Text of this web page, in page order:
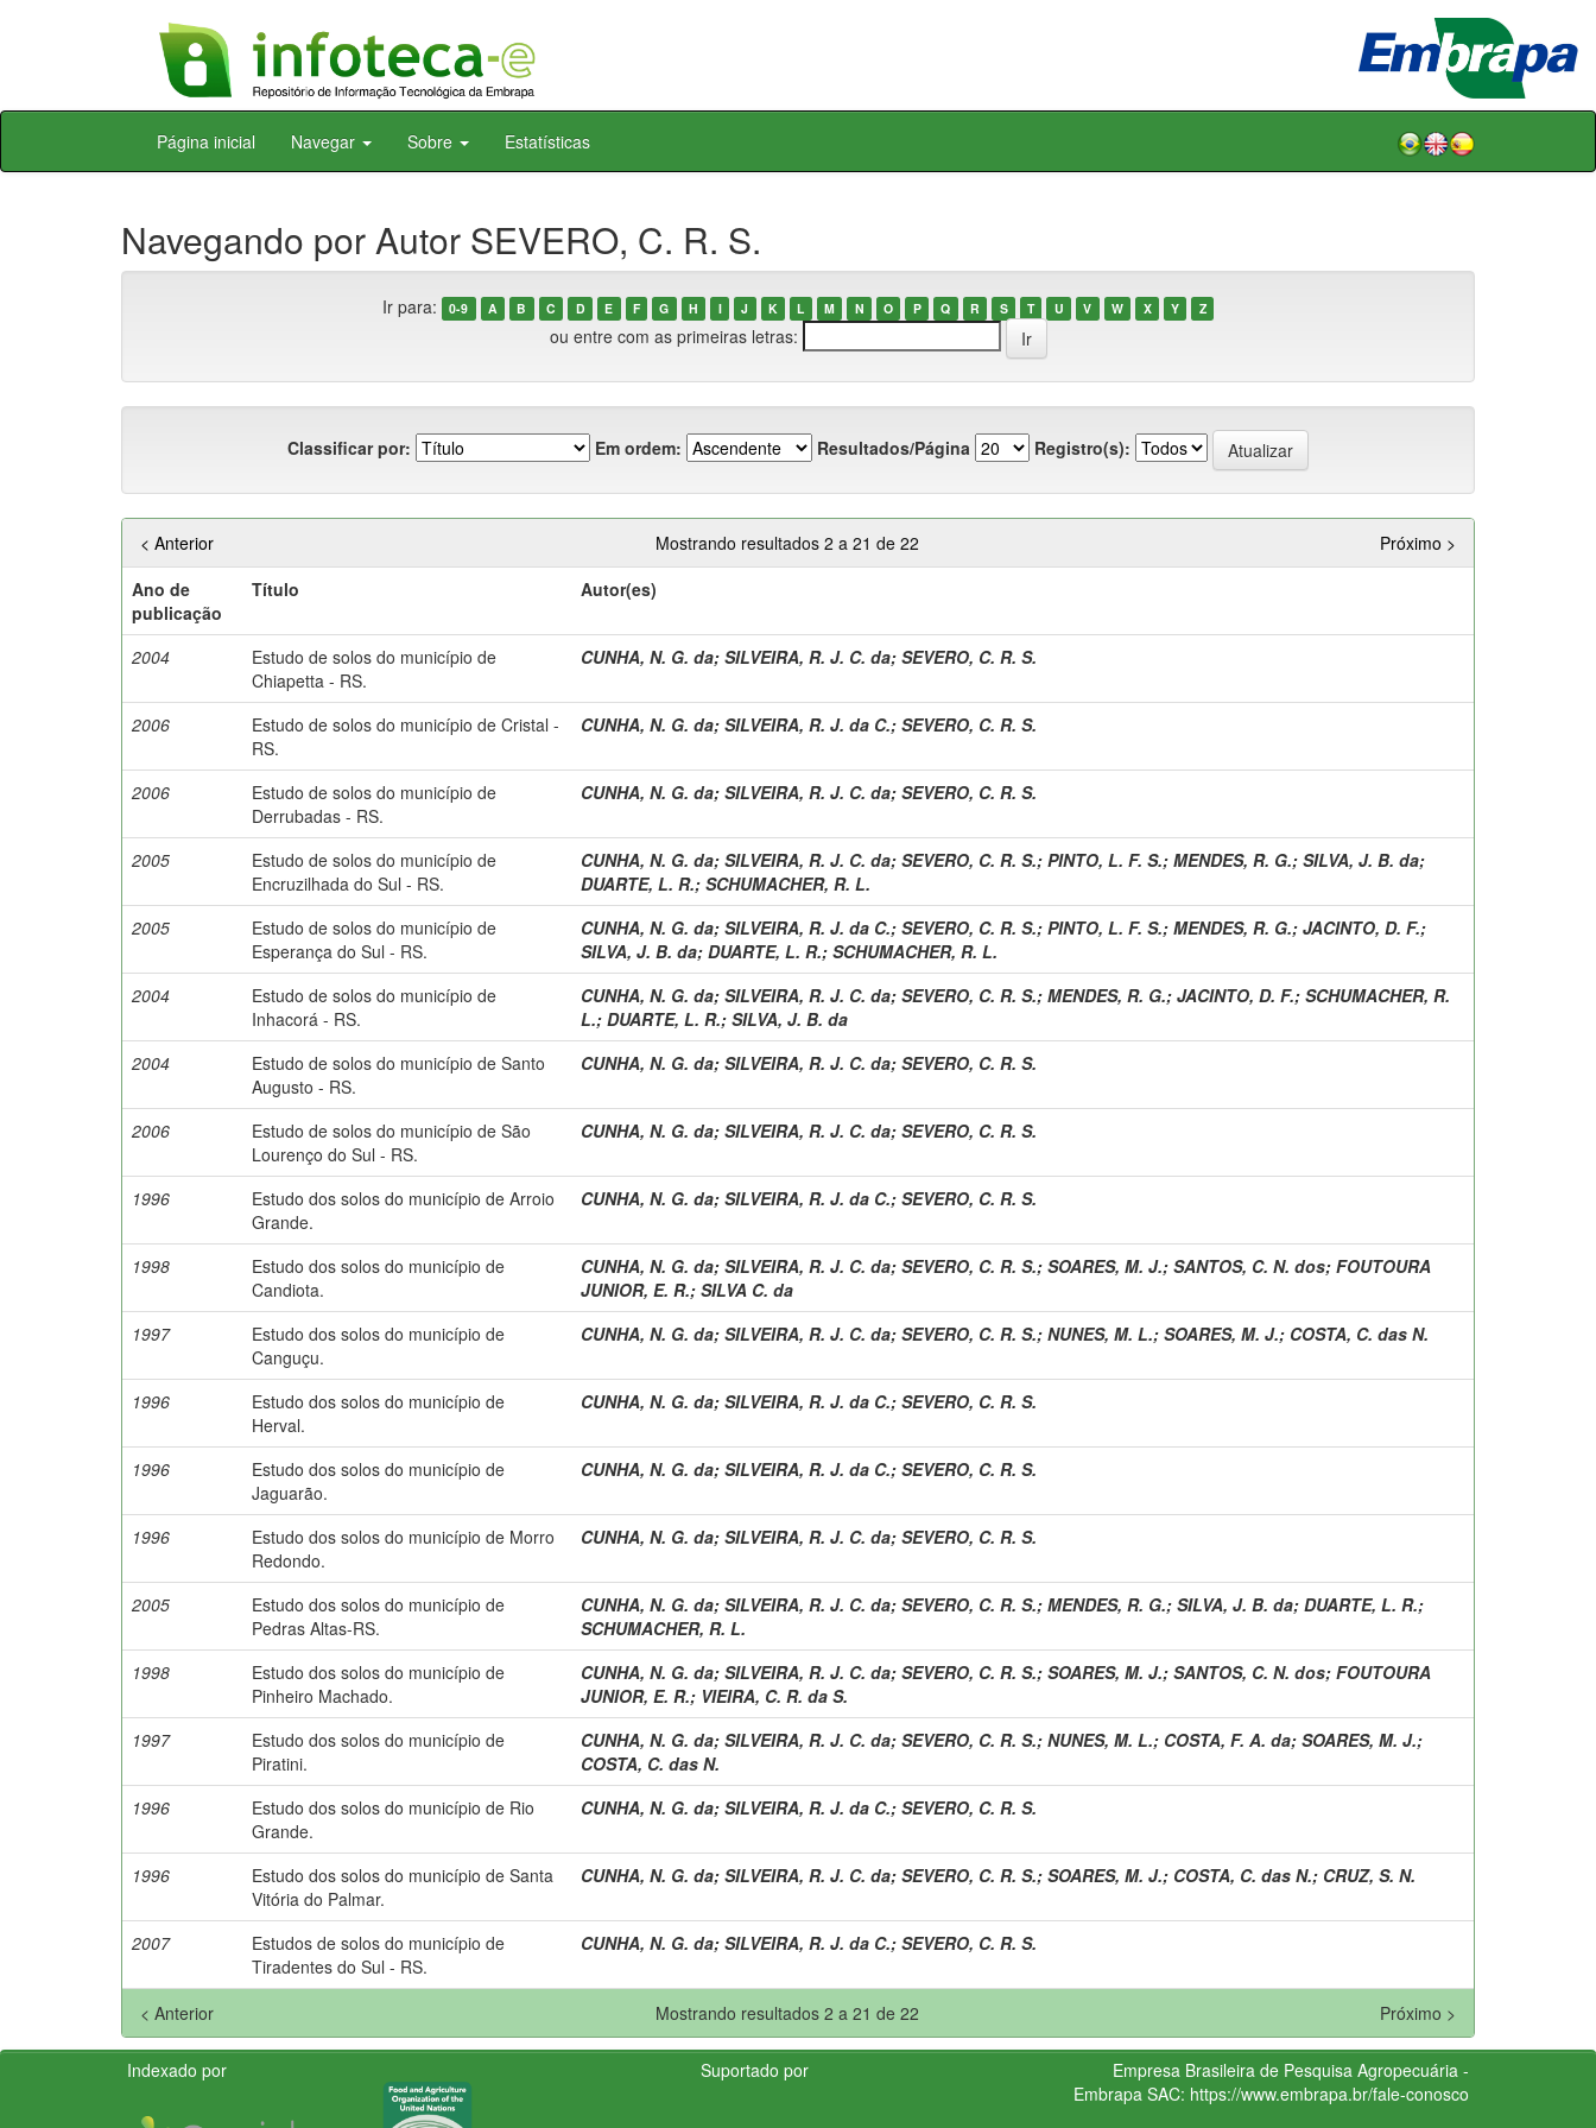
Skip
Página inicial Navegar Sobre Estatísticas
Navegando por Autor SEVERO, C. R. S.
Ir para: 0-9 A B C D E F G H I J K L M N O P Q R S T U V W X Y Z
ou entre com as primeiras letras:
Classificar por: Em ordem: Resultados/Página Registro(s):
Mostrando resultados 2 a 21 de 22
< Anterior
Próximo >
Ano de
publicação
Título Autor(es)
2004
Estudo de solos do município de
Chiapetta - RS.
CUNHA, N. G. da; SILVEIRA, R. J. C. da; SEVERO, C. R. S.
2006
Estudo de solos do município de Cristal -
RS.
CUNHA, N. G. da; SILVEIRA, R. J. da C.; SEVERO, C. R. S.
2006
Estudo de solos do município de
Derrubadas - RS.
CUNHA, N. G. da; SILVEIRA, R. J. C. da; SEVERO, C. R. S.
2005
Estudo de solos do município de
Encruzilhada do Sul - RS.
CUNHA, N. G. da; SILVEIRA, R. J. C. da; SEVERO, C. R. S.; PINTO, L. F. S.; MENDES, R. G.; SILVA, J. B. da;
DUARTE, L. R.; SCHUMACHER, R. L.
2005
Estudo de solos do município de
Esperança do Sul - RS.
CUNHA, N. G. da; SILVEIRA, R. J. da C.; SEVERO, C. R. S.; PINTO, L. F. S.; MENDES, R. G.; JACINTO, D. F.;
SILVA, J. B. da; DUARTE, L. R.; SCHUMACHER, R. L.
2004
Estudo de solos do município de
Inhacorá - RS.
CUNHA, N. G. da; SILVEIRA, R. J. C. da; SEVERO, C. R. S.; MENDES, R. G.; JACINTO, D. F.; SCHUMACHER, R.
L.; DUARTE, L. R.; SILVA, J. B. da
2004
Estudo de solos do município de Santo
Augusto - RS.
CUNHA, N. G. da; SILVEIRA, R. J. C. da; SEVERO, C. R. S.
2006
Estudo de solos do município de São
Lourenço do Sul - RS.
CUNHA, N. G. da; SILVEIRA, R. J. C. da; SEVERO, C. R. S.
1996
Estudo dos solos do município de Arroio
Grande.
CUNHA, N. G. da; SILVEIRA, R. J. da C.; SEVERO, C. R. S.
1998
Estudo dos solos do município de
Candiota.
CUNHA, N. G. da; SILVEIRA, R. J. C. da; SEVERO, C. R. S.; SOARES, M. J.; SANTOS, C. N. dos; FOUTOURA
JUNIOR, E. R.; SILVA C. da
1997
Estudo dos solos do município de
Canguçu.
CUNHA, N. G. da; SILVEIRA, R. J. C. da; SEVERO, C. R. S.; NUNES, M. L.; SOARES, M. J.; COSTA, C. das N.
1996
Estudo dos solos do município de
Herval.
CUNHA, N. G. da; SILVEIRA, R. J. da C.; SEVERO, C. R. S.
1996
Estudo dos solos do município de
Jaguarão.
CUNHA, N. G. da; SILVEIRA, R. J. da C.; SEVERO, C. R. S.
1996
Estudo dos solos do município de Morro
Redondo.
CUNHA, N. G. da; SILVEIRA, R. J. C. da; SEVERO, C. R. S.
2005
Estudo dos solos do município de
Pedras Altas-RS.
CUNHA, N. G. da; SILVEIRA, R. J. C. da; SEVERO, C. R. S.; MENDES, R. G.; SILVA, J. B. da; DUARTE, L. R.;
SCHUMACHER, R. L.
1998
Estudo dos solos do município de
Pinheiro Machado.
CUNHA, N. G. da; SILVEIRA, R. J. C. da; SEVERO, C. R. S.; SOARES, M. J.; SANTOS, C. N. dos; FOUTOURA
JUNIOR, E. R.; VIEIRA, C. R. da S.
1997
Estudo dos solos do município de
Piratini.
CUNHA, N. G. da; SILVEIRA, R. J. C. da; SEVERO, C. R. S.; NUNES, M. L.; COSTA, F. A. da; SOARES, M. J.;
COSTA, C. das N.
1996
Estudo dos solos do município de Rio
Grande.
CUNHA, N. G. da; SILVEIRA, R. J. da C.; SEVERO, C. R. S.
1996
Estudo dos solos do município de Santa
Vitória do Palmar.
CUNHA, N. G. da; SILVEIRA, R. J. C. da; SEVERO, C. R. S.; SOARES, M. J.; COSTA, C. das N.; CRUZ, S. N.
2007
Estudos de solos do município de
Tiradentes do Sul - RS.
CUNHA, N. G. da; SILVEIRA, R. J. da C.; SEVERO, C. R. S.
Mostrando resultados 2 a 21 de 22
< Anterior Próximo >
Indexado por Suportado por
Empresa Brasileira de Pesquisa Agropecuária -
Embrapa SAC: https://www.embrapa.br/fale-conosco